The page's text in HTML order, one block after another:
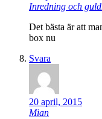
Inredning och
Det bästa är att
box nu
Svara
20 april, 2015
Mian